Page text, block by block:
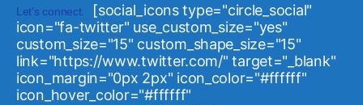
Let's connect.
[social_icons type="circle_social"
icon="fa-twitter" use_custom_size="yes"
custom_size="15" custom_shape_size="15"
link="https://www.twitter.com/" target="_blank"
icon_margin="0px 2px" icon_color="#ffffff"
icon_hover_color="#ffffff"